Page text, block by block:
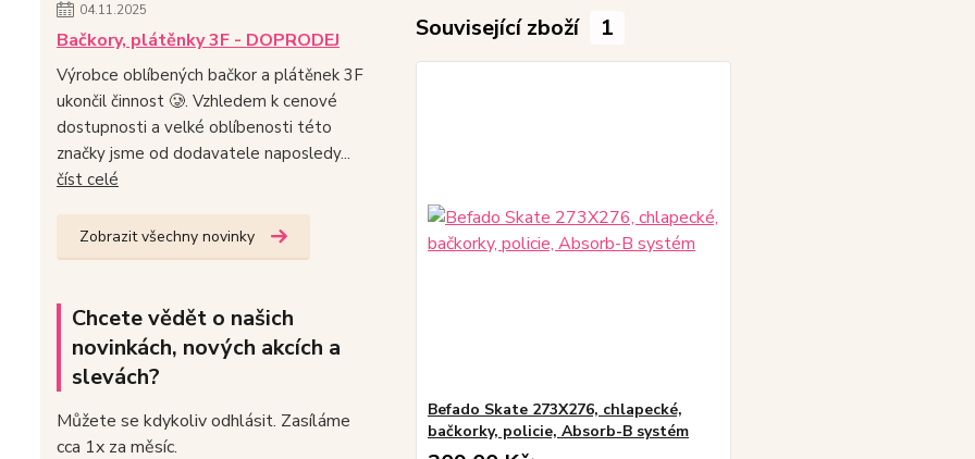
04.11.2025
Bačkory, plátěnky 3F - DOPRODEJ
Výrobce oblíbených bačkor a plátěnek 3F
ukončil činnost 🥲. Vzhledem k cenové
dostupnosti a velké oblíbenosti této
značky jsme od dodavatele naposledy...
číst celé
Zobrazit všechny novinky
Chcete vědět o našich
novinkách, nových akcích a
slevách?
Můžete se kdykoliv odhlásit. Zasíláme
cca 1x za měsíc.
Související zboží 1
Befado Skate 273X276, chlapecké,
bačkorky, policie, Absorb-B systém